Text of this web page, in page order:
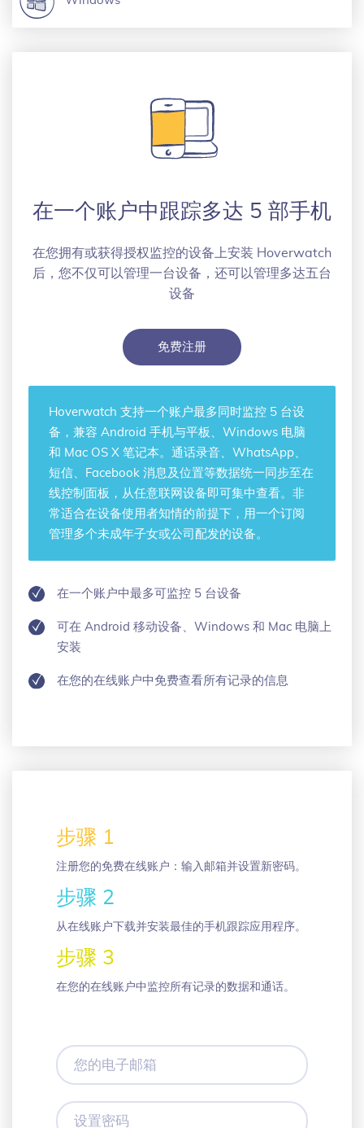
在一个账户中跟踪多达 5 部手机
在您拥有或获得授权监控的设备上安装 Hoverwatch
后，您不仅可以管理一台设备，还可以管理多达五台
设备
免费注册
Hoverwatch 支持一个账户最多同时监控 5 台设
备 ，兼容 Android 手机与平板、Windows 电脑
和 Mac OS X 笔记本。通话录音、WhatsApp、
短信、Facebook 消息及位置等数据统一同步至在
线控制面板，从任意联网设备即可集中查看。非
常适合在设备使用者知情的前提下，用一个订阅
管理多个未成年子女或公司配发的设备。
在一个账户中最多可监控 5 台设备
可在 Android 移动设备、Windows 和 Mac 电脑上
安装
在您的在线账户中免费查看所有记录的信息
步骤 1
注册您的免费在线账户：输入邮箱并设置新密码。
步骤 2
从在线账户下载并安装最佳的手机跟踪应用程序。
步骤 3
在您的在线账户中监控所有记录的数据和通话。
您
的
电
子
设
置